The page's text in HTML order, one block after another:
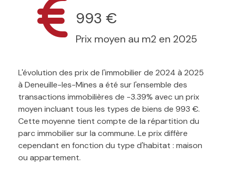
993 €
Prix moyen au m2 en 2025
L'évolution des prix de l'immobilier de 2024 à 2025
à Deneuille-les-Mines a été sur l'ensemble des
transactions immobilières de -3.39% avec un prix
moyen incluant tous les types de biens de 993 €.
Cette moyenne tient compte de la répartition du
parc immobilier sur la commune. Le prix diffère
cependant en fonction du type d'habitat : maison
ou appartement.